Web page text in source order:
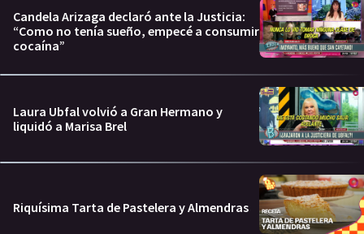
Candela Arizaga declaró ante la Justicia:
“Como no tenía sueño, empecé a consumir
cocaína”
Laura Ubfal volvió a Gran Hermano y
liquidó a Marisa Brel
Riquísima Tarta de Pastelera y Almendras